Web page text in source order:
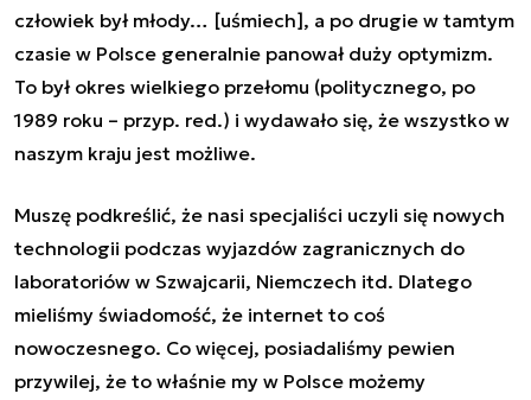
człowiek był młody… [uśmiech], a po drugie w tamtym
czasie w Polsce generalnie panował duży optymizm.
To był okres wielkiego przełomu (politycznego, po
1989 roku – przyp. red.) i wydawało się, że wszystko w
naszym kraju jest możliwe.
Muszę podkreślić, że nasi specjaliści uczyli się nowych
technologii podczas wyjazdów zagranicznych do
laboratoriów w Szwajcarii, Niemczech itd. Dlatego
mieliśmy świadomość, że internet to coś
nowoczesnego. Co więcej, posiadaliśmy pewien
przywilej, że to właśnie my w Polsce możemy